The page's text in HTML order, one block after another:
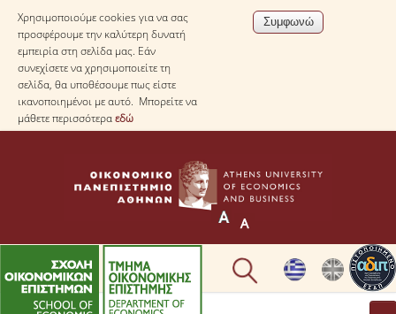
Χρησιμοποιούμε cookies για να σας
προσφέρουμε την καλύτερη δυνατή
εμπειρία στη σελίδα μας. Εάν
συνεχίσετε να χρησιμοποιείτε τη
σελίδα, θα υποθέσουμε πως είστε
ικανοποιημένοι με αυτό. Μπορείτε να
μάθετε περισσότεραεδώ